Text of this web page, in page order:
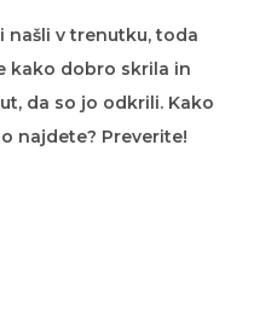
našli v trenutku, toda
kako dobro skrila in
da so jo odkrili. Kako
najdete? Preverite!